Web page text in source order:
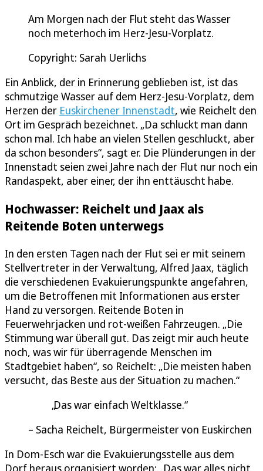
Am Morgen nach der Flut steht das Wasser
noch meterhoch im Herz-Jesu-Vorplatz.
Copyright: Sarah Uerlichs
Ein Anblick, der in Erinnerung geblieben ist, ist das
schmutzige Wasser auf dem Herz-Jesu-Vorplatz, dem
Herzen der Euskirchener Innenstadt, wie Reichelt den
Ort im Gespräch bezeichnet. „Da schluckt man dann
schon mal. Ich habe an vielen Stellen geschluckt, aber
da schon besonders“, sagt er. Die Plünderungen in der
Innenstadt seien zwei Jahre nach der Flut nur noch ein
Randaspekt, aber einer, der ihn enttäuscht habe.
Hochwasser: Reichelt und Jaax als
Reitende Boten unterwegs
In den ersten Tagen nach der Flut sei er mit seinem
Stellvertreter in der Verwaltung, Alfred Jaax, täglich
die verschiedenen Evakuierungspunkte angefahren,
um die Betroffenen mit Informationen aus erster
Hand zu versorgen. Reitende Boten in
Feuerwehrjacken und rot-weißen Fahrzeugen. „Die
Stimmung war überall gut. Das zeigt mir auch heute
noch, was wir für überragende Menschen im
Stadtgebiet haben“, so Reichelt: „Die meisten haben
versucht, das Beste aus der Situation zu machen.“
Das war einfach Weltklasse.
Sacha Reichelt, Bürgermeister von Euskirchen
In Dom-Esch war die Evakuierungsstelle aus dem